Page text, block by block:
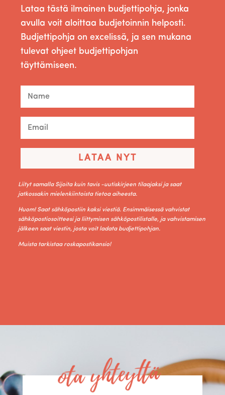
Lataa tästä ilmainen budjettipohja, jonka
avulla voit aloittaa budjetoinnin helposti.
Budjettipohja on excelissä, ja sen mukana
tulevat ohjeet budjettipohjan
täyttämiseen.
LATAA NYT
Liityt samalla Sijoita kuin tavis -uutiskirjeen tilaajaksi ja saat
jatkossakin mielenkiintoista tietoa aiheesta.
Huom! Saat sähköpostiin kaksi viestiä. Ensimmäisessä vahvistat
sähköpostiosoitteesi ja liittymisen sähköpostilistalle, ja vahvistamisen
jälkeen saat viestin, josta voit ladata budjettipohjan.
Muista tarkistaa roskapostikansio!
ota yhteyttä